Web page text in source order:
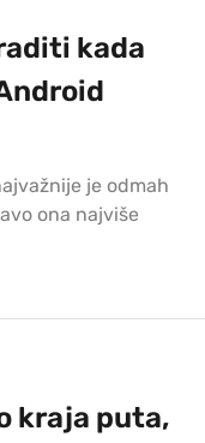
kada
je odmah
ona najviše
kraja puta,